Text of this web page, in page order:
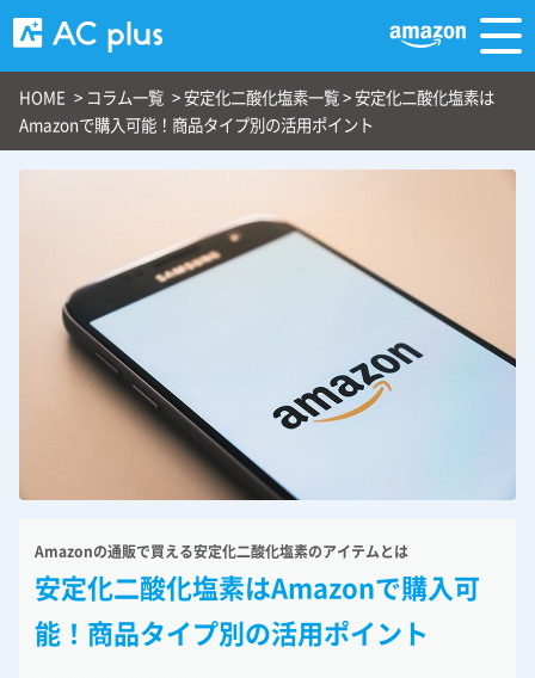
HOME > コラム一覧 >安定化二酸化塩素一覧>安定化二酸化塩素は
Amazonで購入可能！商品タイプ別の活用ポイント
Amazonの通販で買える安定化二酸化塩素のアイテムとは
安定化二酸化塩素はAmazonで購入可
能！商品タイプ別の活用ポイント